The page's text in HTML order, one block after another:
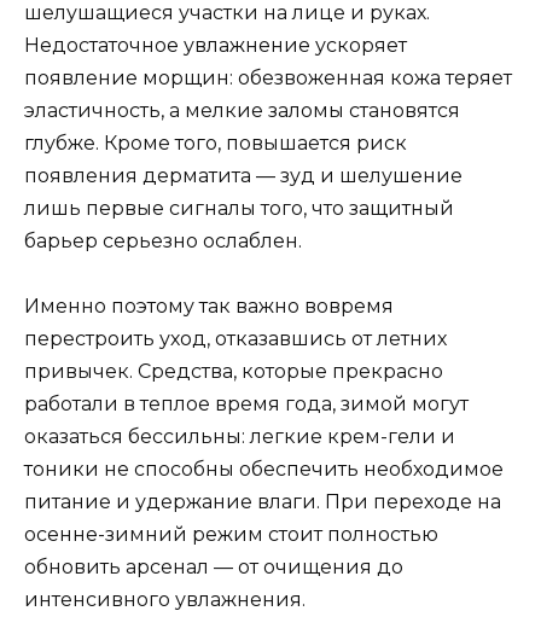
шелушащиеся участки на лице и руках.
Недостаточное увлажнение ускоряет
появление морщин: обезвоженная кожа теряет
эластичность, а мелкие заломы становятся
глубже. Кроме того, повышается риск
появления дерматита — зуд и шелушение
лишь первые сигналы того, что защитный
барьер серьезно ослаблен.
Именно поэтому так важно вовремя
перестроить уход, отказавшись от летних
привычек. Средства, которые прекрасно
работали в теплое время года, зимой могут
оказаться бессильны: легкие крем-гели и
тоники не способны обеспечить необходимое
питание и удержание влаги. При переходе на
осенне-зимний режим стоит полностью
обновить арсенал — от очищения до
интенсивного увлажнения.